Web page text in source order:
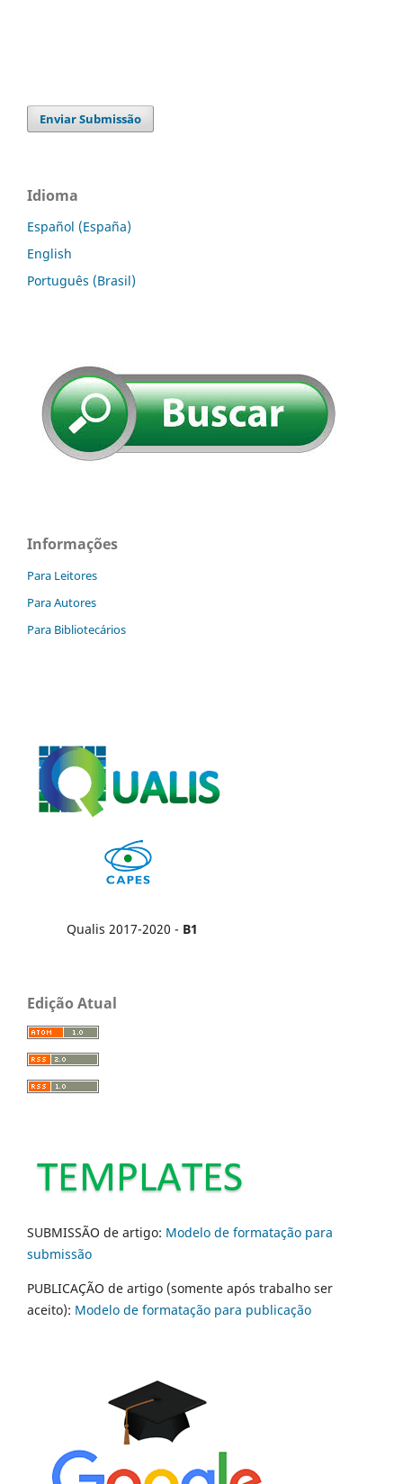
Enviar Submissão
Idioma
Español (España)
English
Português (Brasil)
Informações
Para Leitores
Para Autores
Para Bibliotecários
Qualis 2017-2020 - B1
Edição Atual
SUBMISSÃO de artigo: Modelo de formatação para
submissão
PUBLICAÇÃO de artigo (somente após trabalho ser
aceito): Modelo de formatação para publicação